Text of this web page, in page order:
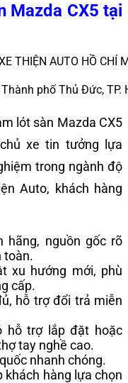
Mazda CX5 tại
phố Thủ Đức, TP.
lót sàn Mazda CX5
xe tin tưởng lựa
trong ngành độ
Auto, khách hàng
hãng, nguồn gốc rõ
toàn.
xu hướng mới, phù
cấp.
hỗ trợ đổi trả miễn
hỗ trợ lắp đặt hoặc
tay nghề cao.
nhanh chóng.
hàng lựa chọn